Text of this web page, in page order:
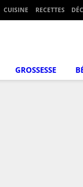
CUISINE RECETTES
GROSSESSE